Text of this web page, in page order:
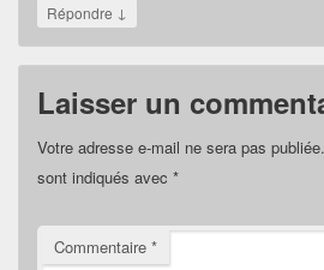
Répondre ↓
Laisser un
Votre adresse e-mail ne sera pas publiée.
sont indiqués avec *
Commentaire *